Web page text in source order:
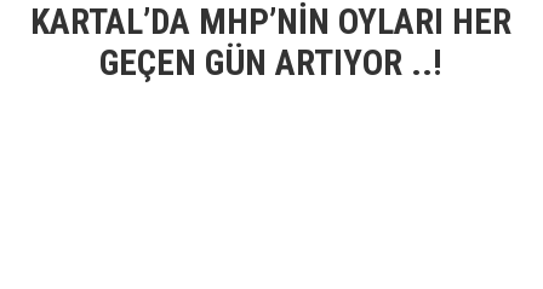
KARTAL’DA MHP’NİN OYLARI HER
GEÇEN GÜN ARTIYOR ..!